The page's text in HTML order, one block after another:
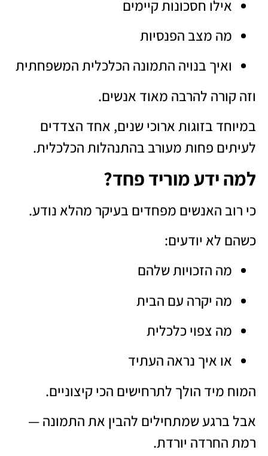
אילו חסכונות קיימים
מה מצב הפנסיות
ואיך בנויה התמונה הכלכלית המשפחתית
וזה קורה להרבה מאוד אנשים.
במיוחד בזוגות ארוכי שנים, אחד הצדדים
לעיתים פחות מעורב בהתנהלות הכלכלית.
למה ידע מוריד פחד?
כי רוב האנשים מפחדים בעיקר מהלא נודע.
כשהם לא יודעים:
מה הזכויות שלהם
מה יקרה עם הבית
מה צפוי כלכלית
או איך נראה העתיד
המוח מיד הולך לתרחישים הכי קיצוניים.
אבל ברגע שמתחילים להבין את התמונה —
רמת החרדה יורדת.